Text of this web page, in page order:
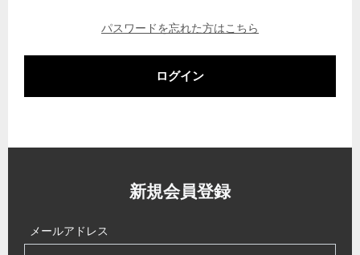
パスワードを忘れた方はこちら
ログイン
新規会員登録
メールアドレス